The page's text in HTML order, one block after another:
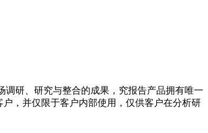
研、研究与整合的成果，究报告产品拥有唯一
，并仅限于客户内部使用，仅供客户在分析研